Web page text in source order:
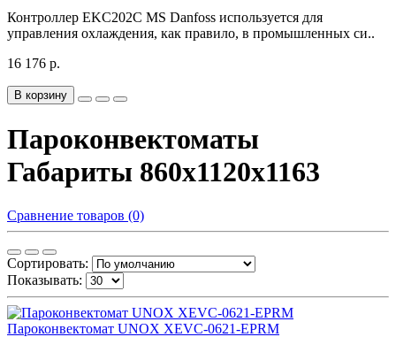
Контроллер EKC202C MS Danfoss используется для
управления охлаждения, как правило, в промышленных си..
16 176 р.
В корзину
Пароконвектоматы
Габариты 860х1120х1163
Сравнение товаров (0)
Сортировать:
Показывать:
Пароконвектомат UNOX XEVC-0621-EPRM